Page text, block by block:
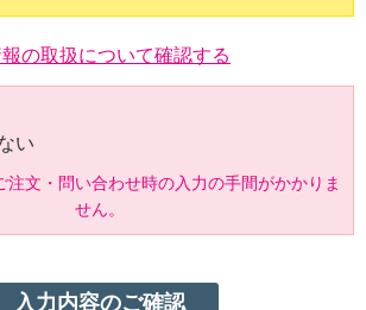
の取扱について確認する
い
注文・問い合わせ時の入力の手間がかかりま
せん。